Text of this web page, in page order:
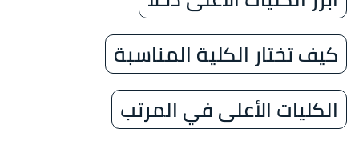
كيف تختار الكلية المناسبة
الكليات الأعلى في المرتب